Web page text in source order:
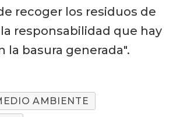
recoger los residuos de
la responsabilidad que hay
la basura generada".
AMBIENTE